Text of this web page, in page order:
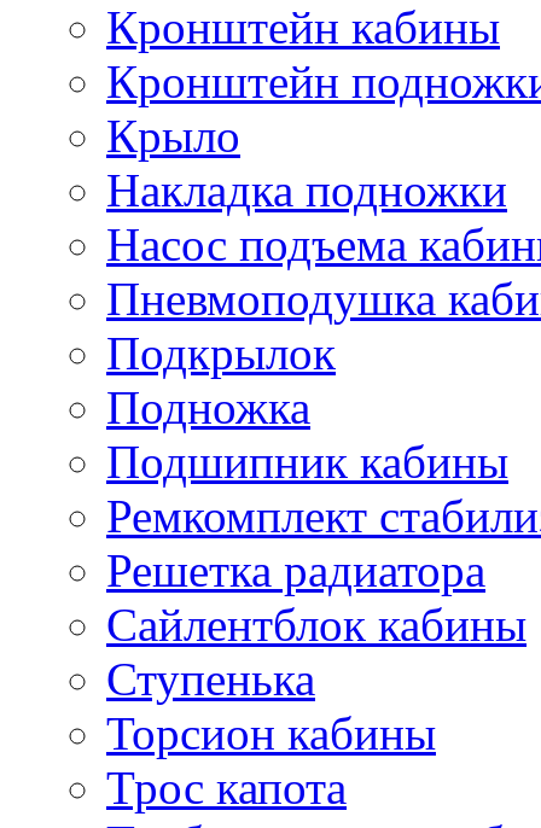
Кронштейн кабины
Кронштейн
Крыло
Накладка подножки
Насос подъема
Пневмоподушка
Подкрылок
Подножка
Подшипник кабины
Ремкомплект
Решетка радиатора
Сайлентблок кабины
Ступенька
Торсион кабины
Трос капота